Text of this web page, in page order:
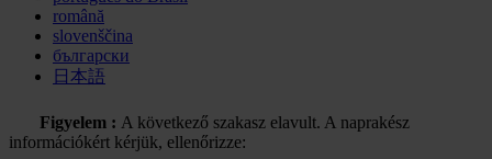
română
slovenščina
български
日本語
Figyelem : A következő szakasz elavult. A naprakész
információkért kérjük, ellenőrizze: